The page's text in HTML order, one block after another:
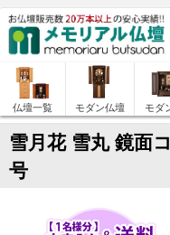
仏壇一覧 モダン仏壇 モダ
雪月花 雪丸 鏡面
号